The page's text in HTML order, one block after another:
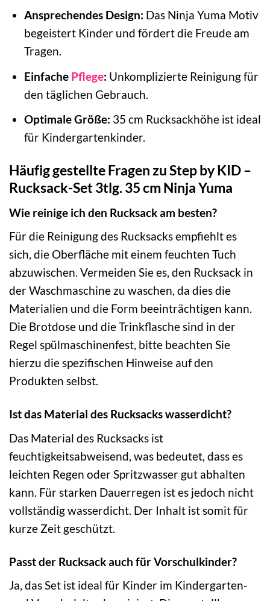
Ansprechendes Design: Das Ninja Yuma Motiv
begeistert Kinder und fördert die Freude am
Tragen.
Einfache Pflege: Unkomplizierte Reinigung für
den täglichen Gebrauch.
Optimale Größe: 35 cm Rucksackhöhe ist ideal
für Kindergartenkinder.
Häufig gestellte Fragen zu Step by KID –
Rucksack-Set 3tlg. 35 cm Ninja Yuma
Wie reinige ich den Rucksack am besten?
Für die Reinigung des Rucksacks empfiehlt es
sich, die Oberfläche mit einem feuchten Tuch
abzuwischen. Vermeiden Sie es, den Rucksack in
der Waschmaschine zu waschen, da dies die
Materialien und die Form beeinträchtigen kann.
Die Brotdose und die Trinkflasche sind in der
Regel spülmaschinenfest, bitte beachten Sie
hierzu die spezifischen Hinweise auf den
Produkten selbst.
Ist das Material des Rucksacks wasserdicht?
Das Material des Rucksacks ist
feuchtigkeitsabweisend, was bedeutet, dass es
leichten Regen oder Spritzwasser gut abhalten
kann. Für starken Dauerregen ist es jedoch nicht
vollständig wasserdicht. Der Inhalt ist somit für
kurze Zeit geschützt.
Passt der Rucksack auch für Vorschulkinder?
Ja, das Set ist ideal für Kinder im Kindergarten-